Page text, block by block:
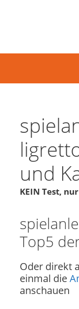
und
KEIN Test,
Top5
Oder direkt
einmal die
anschauen